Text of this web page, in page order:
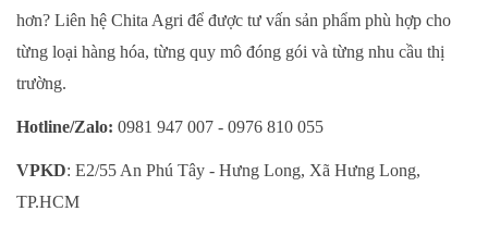
hơn? Liên hệ Chita Agri để được tư vấn sản phẩm phù hợp cho
từng loại hàng hóa, từng quy mô đóng gói và từng nhu cầu thị
trường.
Hotline/Zalo: 0981 947 007 - 0976 810 055
VPKD: E2/55 An Phú Tây - Hưng Long, Xã Hưng Long,
TP.HCM